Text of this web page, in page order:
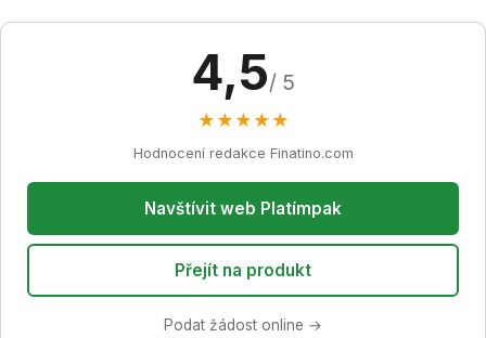
4,5/ 5
★ ★ ★ ★ ★
Hodnocení redakce Finatino.com
Navštívit web Platímpak
Přejít na produkt
Podat žádost online →